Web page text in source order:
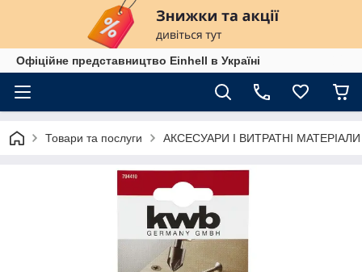
Офіційне представництво Einhell в Україні
Товари та послуги АКСЕСУАРИ І ВИТРАТНІ МАТЕРІАЛИ